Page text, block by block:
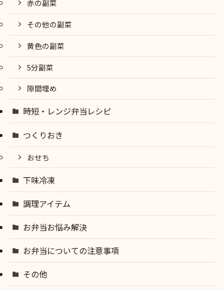
赤の副菜
その他の副菜
黄色の副菜
5分副菜
隙間埋め
時短・レンジ弁当レシピ
つくりおき
おせち
下味冷凍
調理アイテム
お弁当お悩み解決
お弁当についての注意事項
その他